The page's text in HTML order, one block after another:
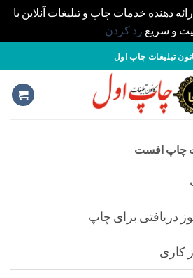
دهنده خدمات چاپ و تبلیغات آنلاین با
و سریع رد کردن
تبلیغات چاپ اول
چاپ افست
برای چاپ